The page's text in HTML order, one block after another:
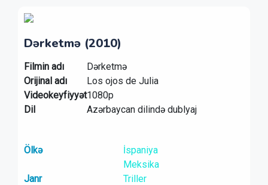
Dərketmə (2010)
Filmin adı
Dərketmə
Orijinal adı
Los ojos de Julia
Videokeyfiyyət1080p
Dil
Azərbaycan dilində dublyaj
Ölkə
İspaniya
Meksika
Janr
Triller